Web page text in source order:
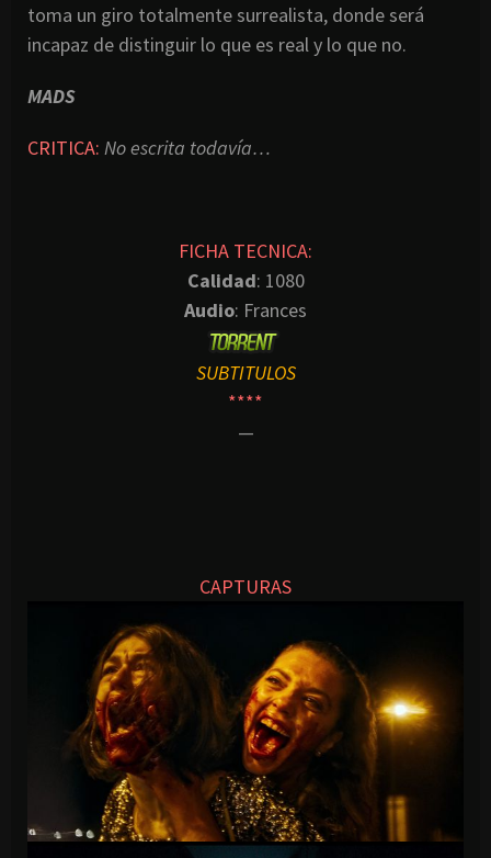
toma un giro totalmente surrealista, donde será
incapaz de distinguir lo que es real y lo que no.
MADS
CRITICA: No escrita todavía…
FICHA TECNICA:
Calidad: 1080
Audio: Frances
SUBTITULOS
****
—
CAPTURAS